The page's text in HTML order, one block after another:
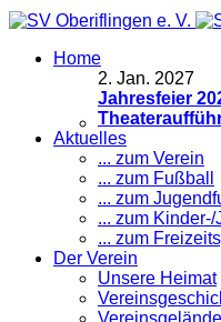
Home
2. Jan. 2027
Jahresfeier
Aktuelles
... zum Verein
... zum Fußball
... zum
... zum
... zum
Der Verein
Unsere Heimat